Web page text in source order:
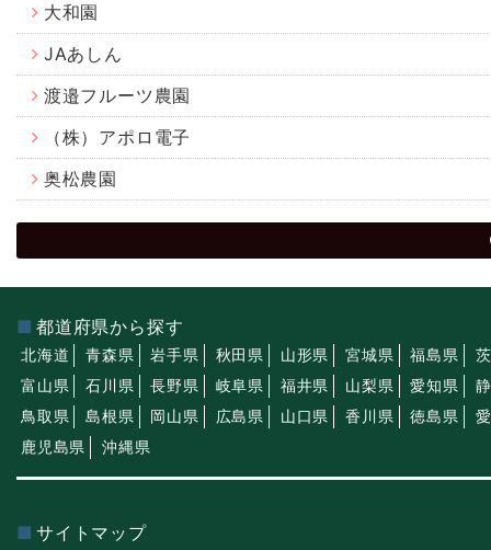
大和園
JAあしん
渡邉フルーツ農園
（株）アポロ電子
奥松農園
都道府県から探す
北海道 青森県 岩手県 秋田県 山形県 宮城県 福島県
富山県
石川県 長野県 岐阜県 福井県 山梨県 愛知県
鳥取県
島根県 岡山県 広島県 山口県 香川県 徳島県
鹿児島県
沖縄県
サイトマップ